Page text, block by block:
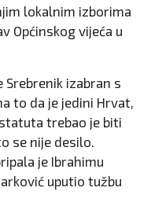
lokalnim izborima
Općinskog vijeća u
Srebrenik izabran s
to da je jedini Hrvat,
trebao je biti
se nije desilo.
je Ibrahimu
uputio tužbu